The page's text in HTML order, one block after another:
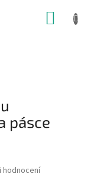
pásce